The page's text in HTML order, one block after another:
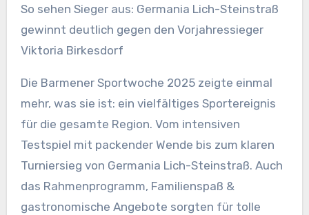
So sehen Sieger aus: Germania Lich-Steinstraß
gewinnt deutlich gegen den Vorjahressieger
Viktoria Birkesdorf
Die Barmener Sportwoche 2025 zeigte einmal
mehr, was sie ist: ein vielfältiges Sportereignis
für die gesamte Region. Vom intensiven
Testspiel mit packender Wende bis zum klaren
Turniersieg von Germania Lich-Steinstraß. Auch
das Rahmenprogramm, Familienspaß &
gastronomische Angebote sorgten für tolle